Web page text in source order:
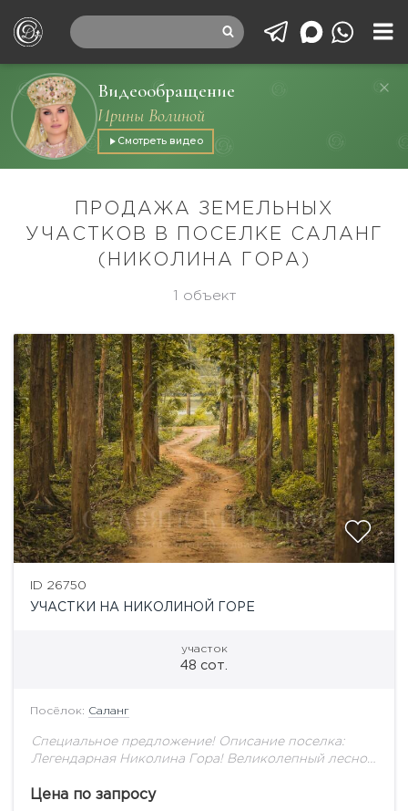
Видеообращение
Ирины Волиной
Смотреть видео
ПРОДАЖА ЗЕМЕЛЬНЫХ
УЧАСТКОВ В ПОСЕЛКЕ САЛАНГ
(НИКОЛИНА ГОРА)
1 объект
ID 26750
УЧАСТКИ НА НИКОЛИНОЙ ГОРЕ
участок
48 сот.
Посёлок: Саланг
Специальное предложение! Описание поселка:
Легендарная Николина Гора! Великолепный лесной
транспортная доступность. Тишина, покой, Москва-
Цена по запросу